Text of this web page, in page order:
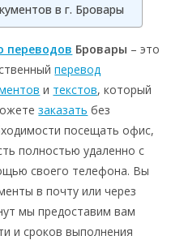
в г. Бровары
переводов Бровары – это
перевод
и текстов, который
заказать без
посещать офис,
полностью удаленно с
своего телефона. Вы
в почту или через
мы предоставим вам
и сроков выполнения